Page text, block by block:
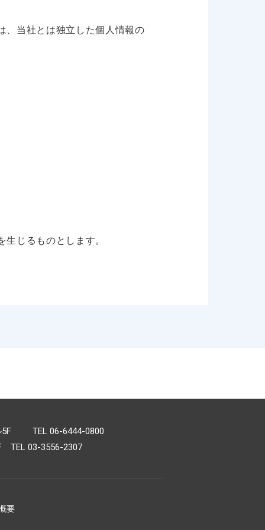
、当社とは独立した個人情報の
じるものとします。
5F TEL 06-6444-0800
TEL 03-3556-2307
要